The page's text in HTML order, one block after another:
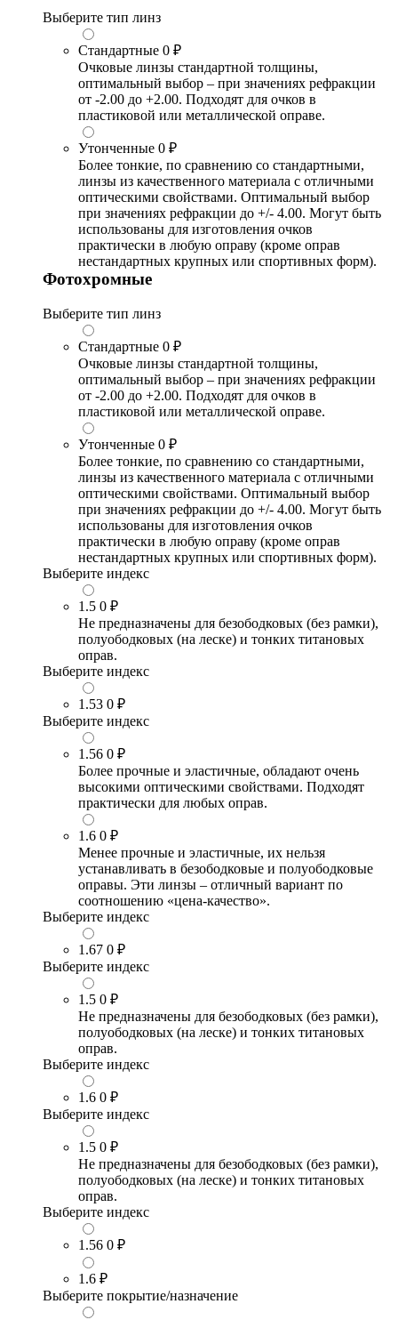
Выберите тип линз
Стандартные 0 ₽
Очковые линзы стандартной толщины,
оптимальный выбор – при значениях рефракции
от -2.00 до +2.00. Подходят для очков в
пластиковой или металлической оправе.
Утонченные 0 ₽
Более тонкие, по сравнению со стандартными,
линзы из качественного материала с отличными
оптическими свойствами. Оптимальный выбор
при значениях рефракции до +/- 4.00. Могут быть
использованы для изготовления очков
практически в любую оправу (кроме оправ
нестандартных крупных или спортивных форм).
Фотохромные
Выберите тип линз
Стандартные 0 ₽
Очковые линзы стандартной толщины,
оптимальный выбор – при значениях рефракции
от -2.00 до +2.00. Подходят для очков в
пластиковой или металлической оправе.
Утонченные 0 ₽
Более тонкие, по сравнению со стандартными,
линзы из качественного материала с отличными
оптическими свойствами. Оптимальный выбор
при значениях рефракции до +/- 4.00. Могут быть
использованы для изготовления очков
практически в любую оправу (кроме оправ
нестандартных крупных или спортивных форм).
Выберите индекс
1.5 0 ₽
Не предназначены для безободковых (без рамки),
полуободковых (на леске) и тонких титановых
оправ.
Выберите индекс
1.53 0 ₽
Выберите индекс
1.56 0 ₽
Более прочные и эластичные, обладают очень
высокими оптическими свойствами. Подходят
практически для любых оправ.
1.6 0 ₽
Менее прочные и эластичные, их нельзя
устанавливать в безободковые и полуободковые
оправы. Эти линзы – отличный вариант по
соотношению «цена-качество».
Выберите индекс
1.67 0 ₽
Выберите индекс
1.5 0 ₽
Не предназначены для безободковых (без рамки),
полуободковых (на леске) и тонких титановых
оправ.
Выберите индекс
1.6 0 ₽
Выберите индекс
1.5 0 ₽
Не предназначены для безободковых (без рамки),
полуободковых (на леске) и тонких титановых
оправ.
Выберите индекс
1.56 0 ₽
1.6 ₽
Выберите покрытие/назначение